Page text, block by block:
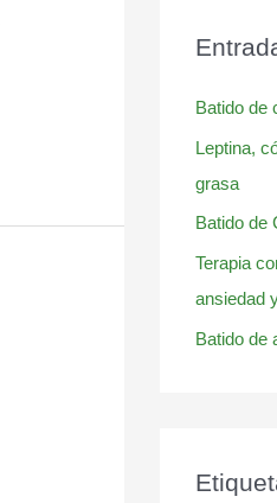
Batido de
Leptina,
grasa
Batido de
Terapia
ansiedad
Batido de